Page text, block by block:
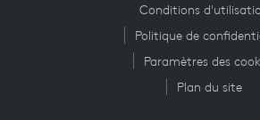
Conditions
Politique de
Paramètres des
Plan du site